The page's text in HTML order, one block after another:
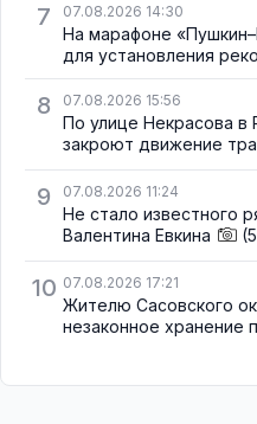
7 07.08.2026 14:30
На марафоне
для установления
8 07.08.2026 15:56
По улице Некрасова в
закроют движение
9 07.08.2026 11:24
Не стало известного
Валентина Евкина
10 07.08.2026 17:21
Жителю Сасовского
незаконное хранение